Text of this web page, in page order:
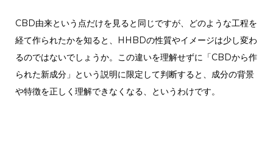
CBD由来という点だけを見ると同じですが、どのような工程を
経て作られたかを知ると、HHBDの性質やイメージは少し変わ
るのではないでしょうか。
この違いを理解せずに「CBDから作
られた新成分」という説明に限定して判断すると、成分の背景
や特徴を正しく理解できなくなる、というわけです。